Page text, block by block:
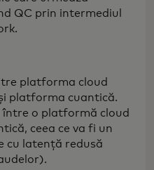
QC prin intermediul
platforma cloud
platforma cuantică.
între o platformă cloud
ceea ce va fi un
cu latență redusă